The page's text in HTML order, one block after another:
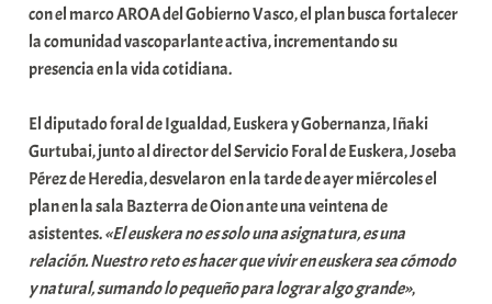
con el marco AROA del Gobierno Vasco, el plan busca fortalecer
la comunidad vascoparlante activa, incrementando su
presencia en la vida cotidiana.
El diputado foral de Igualdad, Euskera y Gobernanza, Iñaki
Gurtubai, junto al director del Servicio Foral de Euskera, Joseba
Pérez de Heredia, desvelaron en la tarde de ayer miércoles el
plan en la sala Bazterra de Oion ante una veintena de
asistentes.«El euskera no es solo una asignatura, es una
relación. Nuestro reto es hacer que vivir en euskera sea cómodo
y natural, sumando lo pequeño para lograr algo grande»,